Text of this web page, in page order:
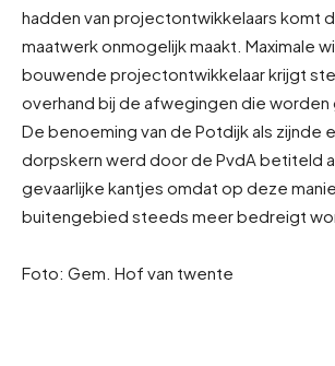
hadden van projectontwikkelaars komt
maatwerk onmogelijk maakt. Maximale
bouwende projectontwikkelaar krijgt
overhand bij de afwegingen die worden
De benoeming van de Potdijk als zijnde
dorpskern werd door de PvdA betiteld
gevaarlijke kantjes omdat op deze
buitengebied steeds meer bedreigt
Foto: Gem. Hof van twente